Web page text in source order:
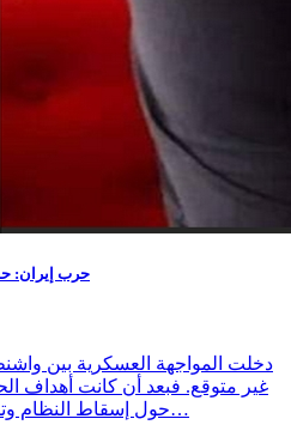
حرب إيران:
دخلت المواجهة العسكرية بين
غير متوقع. فبعد أن كانت أهداف
حول إسقاط النظام وتدمير البرنامج النووي في أسرع…